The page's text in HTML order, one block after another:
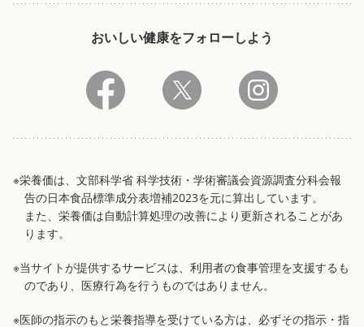
おいしい健康をフォローしよう
※栄養価は、文部科学省 科学技術・学術審議会資源調査分科会報
告の日本食品標準成分表増補2023を元に算出しています。
また、栄養価は自動計算処理の改善により更新されることがあ
ります。
※当サイトが提供するサービスは、利用者の食事管理を支援するも
のであり、医療行為を行うものではありません。
※医師の指示のもと栄養指導を受けている方は、必ずその指示・指